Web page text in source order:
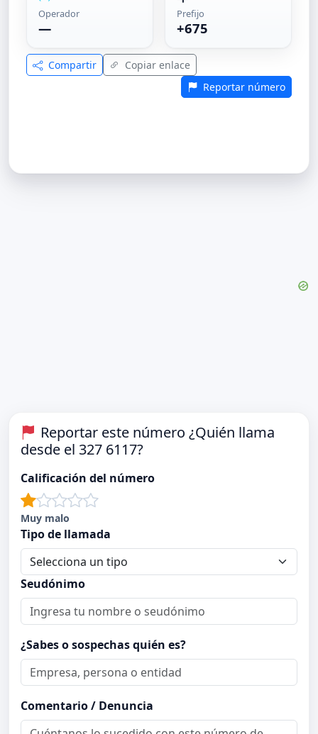
Operador
—
Prefijo
+675
Compartir
Copiar enlace
Reportar número
Reportar este número ¿Quién llama
desde el 327 6117?
Calificación del número
Muy malo
Tipo de llamada
Seudónimo
¿Sabes o sospechas quién es?
Comentario / Denuncia